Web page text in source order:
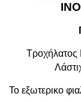
Τροχήλατος
Το εξωτερικο